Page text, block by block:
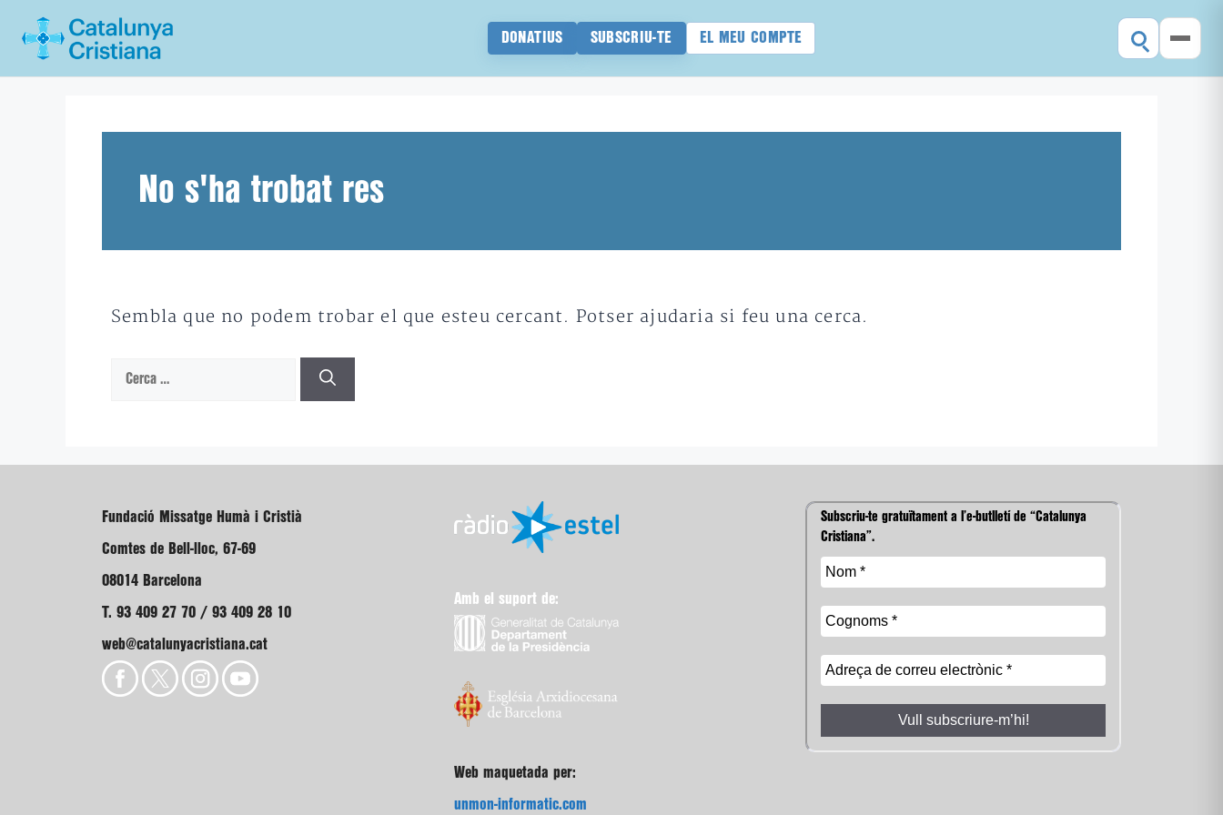
DONATIUS SUBSCRIU-TE EL MEU COMPTE
No s'ha trobat res
Sembla que no podem trobar el que esteu cercant. Potser ajudaria si feu una cerca.
Cerca:
Fundació Missatge Humà i Cristià
Comtes de Bell-lloc, 67-69
08014 Barcelona
T. 93 409 27 70 / 93 409 28 10
web@catalunyacristiana.cat
Amb el suport de:
Web maquetada per:
unmon-informatic.com
Subscriu-te gratuïtament a l’e-butlletí de “Catalunya
Cristiana”.